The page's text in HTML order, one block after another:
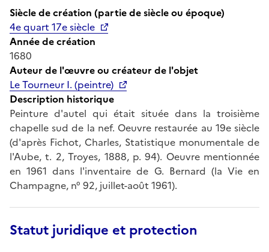
Siècle de création (partie de siècle ou époque)
4e quart 17e siècle
Année de création
1680
Auteur de l'œuvre ou créateur de l'objet
Le Tourneur I. (peintre)
Description historique
Peinture d'autel qui était située dans la troisième
chapelle sud de la nef. Oeuvre restaurée au 19e siècle
(d'après Fichot, Charles, Statistique monumentale de
l'Aube, t. 2, Troyes, 1888, p. 94). Oeuvre mentionnée
en 1961 dans l'inventaire de G. Bernard (la Vie en
Champagne, n° 92, juillet-août 1961).
Statut juridique et protection